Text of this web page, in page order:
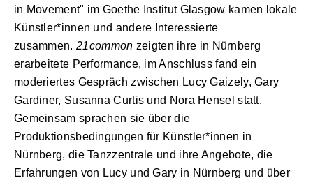
in Movement" im Goethe Institut Glasgow kamen lokale
Künstler*innen und andere Interessierte
zusammen. 21common zeigten ihre in Nürnberg
erarbeitete Performance, im Anschluss fand ein
moderiertes Gespräch zwischen Lucy Gaizely, Gary
Gardiner, Susanna Curtis und Nora Hensel statt.
Gemeinsam sprachen sie über die
Produktionsbedingungen für Künstler*innen in
Nürnberg, die Tanzzentrale und ihre Angebote, die
Erfahrungen von Lucy und Gary in Nürnberg und über